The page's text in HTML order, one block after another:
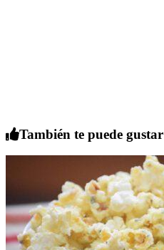
También te puede gustar